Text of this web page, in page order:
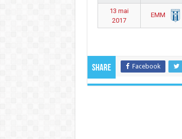
13 mai
2017
EMM
Share Facebook